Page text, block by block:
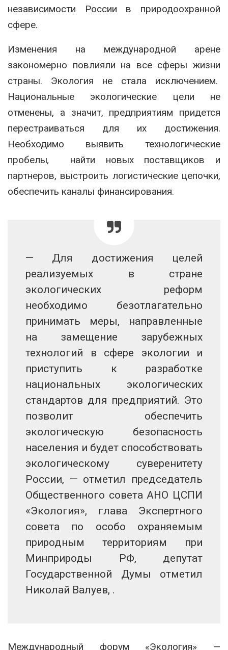
независимости России в природоохранной
сфере.
Изменения на международной арене
закономерно повлияли на все сферы жизни
страны. Экология не стала исключением.
Национальные экологические цели не
отменены, а значит, предприятиям придется
перестраиваться для их достижения.
Необходимо выявить технологические
пробелы,
найти новых поставщиков и
партнеров, выстроить логистические цепочки,
обеспечить каналы финансирования.
— Для достижения целей
реализуемых в стране
экологических реформ
необходимо безотлагательно
принимать меры, направленные
на замещение зарубежных
технологий в сфере экологии и
приступить к разработке
национальных экологических
стандартов для предприятий. Это
позволит обеспечить
экологическую безопасность
населения и будет способствовать
экологическому суверенитету
России, — отметил председатель
Общественного совета АНО ЦСПИ
«Экология», глава Экспертного
совета по особо охраняемым
природным территориям при
Минприроды РФ, депутат
Государственной Думы отметил
Николай Валуев, .
Международный форум «Экология» —